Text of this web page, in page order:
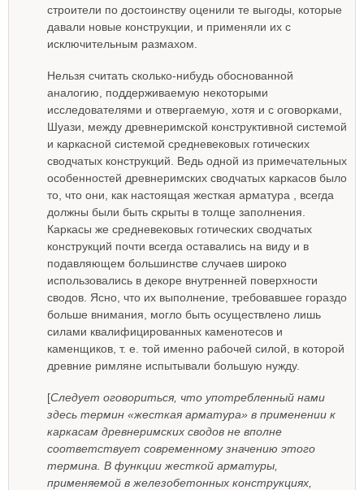
строители по достоинству оценили те выгоды, которые
давали новые конструкции, и применяли их с
исключительным размахом.
Нельзя считать сколько-нибудь обоснованной
аналогию, поддерживаемую некоторыми
исследователями и отвергаемую, хотя и с оговорками,
Шуази, между древнеримской конструктивной системой
и каркасной системой средневековых готических
сводчатых конструкций. Ведь одной из примечательных
особенностей древнеримских сводчатых каркасов было
то, что они, как настоящая жесткая арматура , всегда
должны были быть скрыты в толще заполнения.
Каркасы же средневековых готических сводчатых
конструкций почти всегда оставались на виду и в
подавляющем большинстве случаев широко
использовались в декоре внутренней поверхности
сводов. Ясно, что их выполнение, требовавшее гораздо
больше внимания, могло быть осуществлено лишь
силами квалифицированных каменотесов и
каменщиков, т. е. той именно рабочей силой, в которой
древние римляне испытывали большую нужду.
[Следует оговориться, что употребленный нами
здесь термин «жесткая арматура» в применении к
каркасам древнеримских сводов не вполне
соответствует современному значению этого
термина. В функции жесткой арматуры,
применяемой в железобетонных конструкциях,